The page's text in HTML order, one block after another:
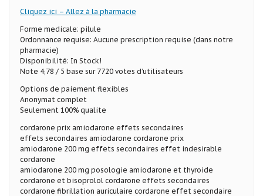
Cliquez ici – Allez à la pharmacie
Forme medicale: pilule
Ordonnance requise: Aucune prescription requise (dans notre
pharmacie)
Disponibilité: In Stock!
Note 4,78 / 5 base sur 7720 votes d’utilisateurs
Options de paiement flexibles
Anonymat complet
Seulement 100% qualite
cordarone prix amiodarone effets secondaires
effets secondaires amiodarone cordarone prix
amiodarone 200 mg effets secondaires effet indesirable
cordarone
amiodarone 200 mg posologie amiodarone et thyroide
cordarone et bisoprolol cordarone effets secondaires
cordarone fibrillation auriculaire cordarone effet secondaire